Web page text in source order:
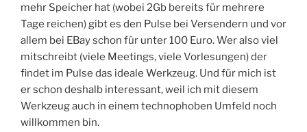
mehr Speicher hat (wobei 2Gb bereits für mehrere
Tage reichen) gibt es den Pulse bei Versendern und vor
allem bei EBay schon für unter 100 Euro. Wer also viel
mitschreibt (viele Meetings, viele Vorlesungen) der
findet im Pulse das ideale Werkzeug. Und für mich ist
er schon deshalb interessant, weil ich mit diesem
Werkzeug auch in einem technophoben Umfeld noch
willkommen bin.